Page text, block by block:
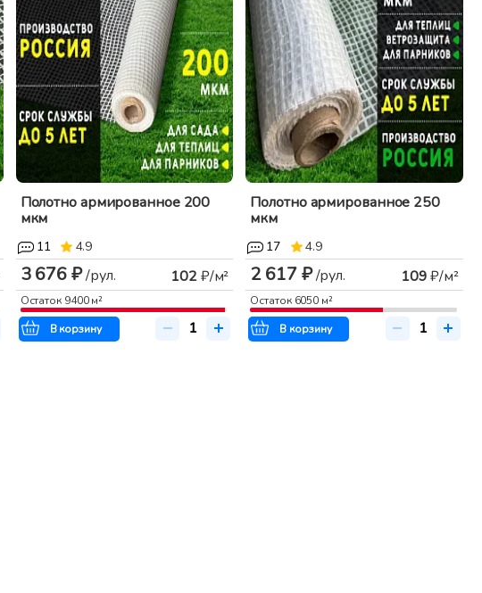
Полотно армированное 200
мкм
11 4.9
3 676 ₽/рул. 102₽/м²
Остаток 9400м²
В корзину
Полотно армированное 250
мкм
17 4.9
2 617 ₽/рул. 109₽/м²
Остаток 6050 м²
В корзину